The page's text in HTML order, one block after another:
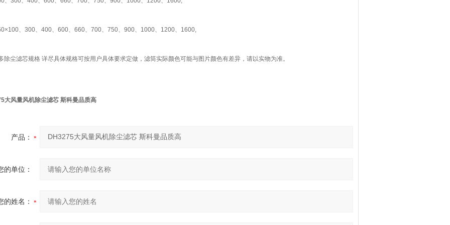
、300、400、600、660、700、750、900、1000、1200、1600,
除尘滤芯规格 详尽具体规格可按用户具体要求定做，滤筒实际颜色可能与图片颜色有差异，请以实物为准。
大风量风机除尘滤芯 斯科曼品质高
产品：
的单位：
的姓名：